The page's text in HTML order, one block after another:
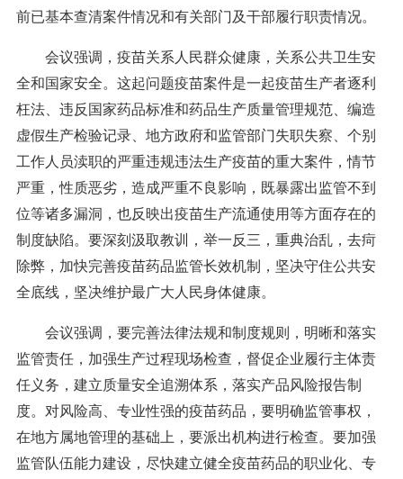
前已基本查清案件情况和有关部门及干部履行职责情况。
会议强调，疫苗关系人民群众健康，关系公共卫生安
全和国家安全。这起问题疫苗案件是一起疫苗生产者逐利
枉法、违反国家药品标准和药品生产质量管理规范、编造
虚假生产检验记录、地方政府和监管部门失职失察、个别
工作人员渎职的严重违规违法生产疫苗的重大案件，情节
严重，性质恶劣，造成严重不良影响，既暴露出监管不到
位等诸多漏洞，也反映出疫苗生产流通使用等方面存在的
制度缺陷。要深刻汲取教训，举一反三，重典治乱，去疴
除弊，加快完善疫苗药品监管长效机制，坚决守住公共安
全底线，坚决维护最广大人民身体健康。
会议强调，要完善法律法规和制度规则，明晰和落实
监管责任，加强生产过程现场检查，督促企业履行主体责
任义务，建立质量安全追溯体系，落实产品风险报告制
度。对风险高、专业性强的疫苗药品，要明确监管事权，
在地方属地管理的基础上，要派出机构进行检查。要加强
监管队伍能力建设，尽快建立健全疫苗药品的职业化、专